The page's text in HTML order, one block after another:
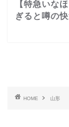
【特急いな
ぎると噂の
HOME 山形